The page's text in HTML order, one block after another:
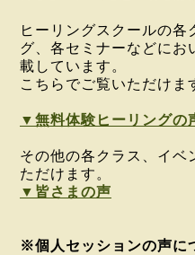
ヒーリングスクールの各
グ、各セミナーなどにお
載しています。
こちらでご覧いただけま
▼無料体験ヒーリングの
その他の各クラス、イベ
ただけます。
▼皆さまの声
※個人セッションの声に